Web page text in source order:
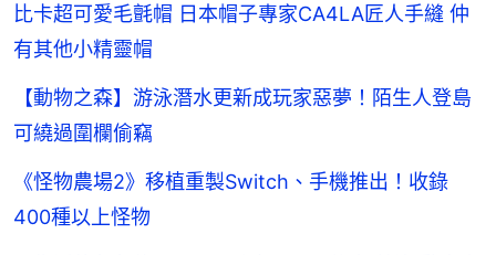
比卡超可愛毛氈帽 日本帽子專家CA4LA匠人手縫 仲
有其他小精靈帽
【動物之森】游泳潛水更新成玩家惡夢！陌生人登島
可繞過圍欄偷竊
《怪物農場2》移植重製Switch、手機推出！收錄
400種以上怪物